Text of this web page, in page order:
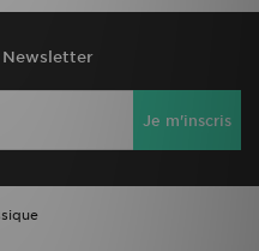
Newsletter
Je m'inscris